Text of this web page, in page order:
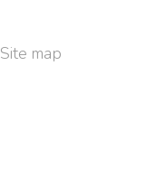
Site map